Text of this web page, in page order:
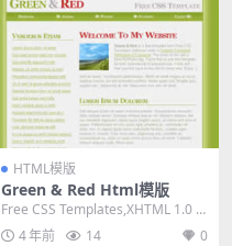
HTML模版
Green & Red Html模版
Free CSS Templates,XHTML 1.0 St
rict,Fixe...
4 年前 14 0